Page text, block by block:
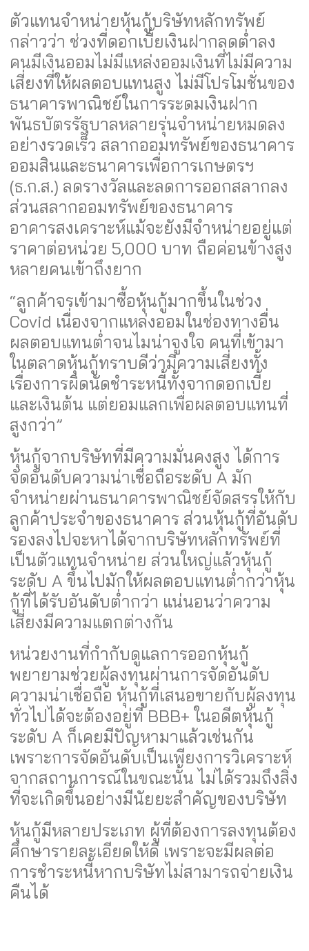
ตัวแทนจำหน่ายหุ้นกู้บริษัทหลักทรัพย์
กล่าวว่า ช่วงที่ดอกเบี้ยเงินฝากลดต่ำลง
คนมีเงินออมไม่มีแหล่งออมเงินที่ไม่มีความ
เสี่ยงที่ให้ผลตอบแทนสูง ไม่มีโปรโมชั่นของ
ธนาคารพาณิชย์ในการระดมเงินฝาก
พันธบัตรรัฐบาลหลายรุ่นจำหน่ายหมดลง
อย่างรวดเร็ว สลากออมทรัพย์ของธนาคาร
ออมสินและธนาคารเพื่อการเกษตรฯ
(ธ.ก.ส.) ลดรางวัลและลดการออกสลากลง
ส่วนสลากออมทรัพย์ของธนาคาร
อาคารสงเคราะห์แม้จะยังมีจำหน่ายอยู่แต่
ราคาต่อหน่วย 5,000 บาท ถือค่อนข้างสูง
หลายคนเข้าถึงยาก
“ลูกค้าจรเข้ามาซื้อหุ้นกู้มากขึ้นในช่วง
Covid เนื่องจากแหล่งออมในช่องทางอื่น
ผลตอบแทนต่ำจนไมน่าจูงใจ คนที่เข้ามา
ในตลาดหุ้นกู้ทราบดีว่ามีความเสี่ยงทั้ง
เรื่องการผิดนัดชำระหนี้ทั้งจากดอกเบี้ย
และเงินต้น แต่ยอมแลกเพื่อผลตอบแทนที่
สูงกว่า”
หุ้นกู้จากบริษัทที่มีความมั่นคงสูง ได้การ
จัดอันดับความน่าเชื่อถือระดับ A มัก
จำหน่ายผ่านธนาคารพาณิชย์จัดสรรให้กับ
ลูกค้าประจำของธนาคาร ส่วนหุ้นกู้ที่อันดับ
รองลงไปจะหาได้จากบริษัทหลักทรัพย์ที่
เป็นตัวแทนจำหน่าย ส่วนใหญ่แล้วหุ้นกู้
ระดับ A ขึ้นไปมักให้ผลตอบแทนต่ำกว่าหุ้น
กู้ที่ได้รับอันดับต่ำกว่า แน่นอนว่าความ
เสี่ยงมีความแตกต่างกัน
หน่วยงานที่กำกับดูแลการออกหุ้นกู้
พยายามช่วยผู้ลงทุนผ่านการจัดอันดับ
ความน่าเชื่อถือ หุ้นกู้ที่เสนอขายกับผู้ลงทุน
ทั่วไปได้จะต้องอยู่ที่ BBB+ ในอดีตหุ้นกู้
ระดับ A ก็เคยมีปัญหามาแล้วเช่นกัน
เพราะการจัดอันดับเป็นเพียงการวิเคราะห์
จากสถานการณ์ในขณะนั้น ไม่ได้รวมถึงสิ่ง
ที่จะเกิดขึ้นอย่างมีนัยยะสำคัญของบริษัท
หุ้นกู้มีหลายประเภท ผู้ที่ต้องการลงทุนต้อง
ศึกษารายละเอียดให้ดี เพราะจะมีผลต่อ
การชำระหนี้หากบริษัทไม่สามารถจ่ายเงิน
คืนได้